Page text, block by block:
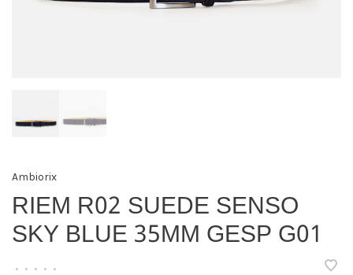
Ambiorix
RIEM R02 SUEDE SENSO
SKY BLUE 35MM GESP G01
• • • • •